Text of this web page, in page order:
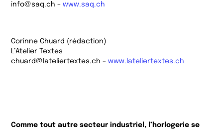
info@saq.ch –www.saq.ch
Corinne Chuard (rédaction)
L’Atelier Textes
chuard@lateliertextes.ch –www.lateliertextes.ch
Comme tout autre secteur industriel, l’horlogerie se